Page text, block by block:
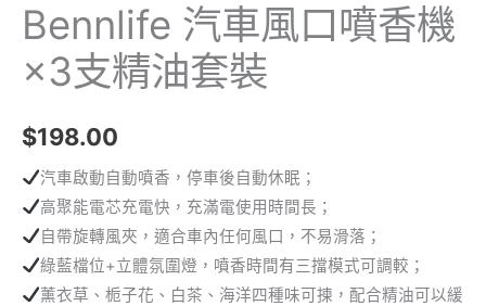
Bennlife 汽車風口噴香機
×3支精油套裝
$198.00
汽車啟動自動噴香，停車後自動休眠；
高聚能電芯充電快，充滿電使用時間長；
自帶旋轉風夾，適合車內任何風口，不易滑落；
綠藍檔位+立體氛圍燈，噴香時間有三擋模式可調較；
薰衣草、栀子花、白茶、海洋四種味可揀，配合精油可以緩